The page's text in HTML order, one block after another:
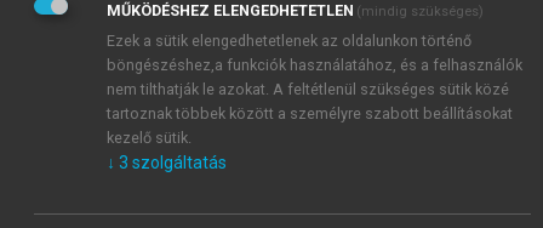
Adatkezelési tájékoztatóbanfoglaltakat tudomásul
veszem és elfogadom.
Általános vásárlási feltételeket, valamint a szotar.netés a
mersz.huoldalak licencszerződéseiben foglaltakat
tudomásul veszem és elfogadom.
KIPRÓBÁLOM
MŰKÖDÉSHEZ ELENGEDHETETLEN (mindig szükséges)
Ezek a sütik elengedhetetlenek az oldalunkon történő
böngészéshez,a funkciók használatához, és a felhasználók
nem tilthatják le azokat. A feltétlenül szükséges sütik közé
tartoznak többek között a személyre szabott beállításokat
kezelő sütik.
↓ 3 szolgáltatás